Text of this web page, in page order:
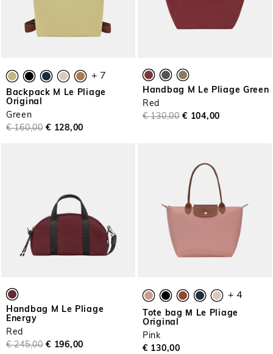
+ 7
Backpack M Le Pliage
Original
Green
€ 160,00 € 128,00
Handbag M Le Pliage Green
Red
€ 130,00 € 104,00
Handbag M Le Pliage
Energy
Red
€ 245,00 € 196,00
+ 4
Tote bag Μ Le Pliage
Original
Pink
€ 130,00